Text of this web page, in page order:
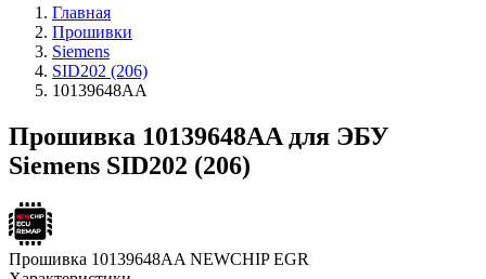
Главная
Прошивки
Siemens
SID202 (206)
10139648AA
Прошивка 10139648AA для ЭБУ
Siemens SID202 (206)
Прошивка 10139648AA NEWCHIP EGR